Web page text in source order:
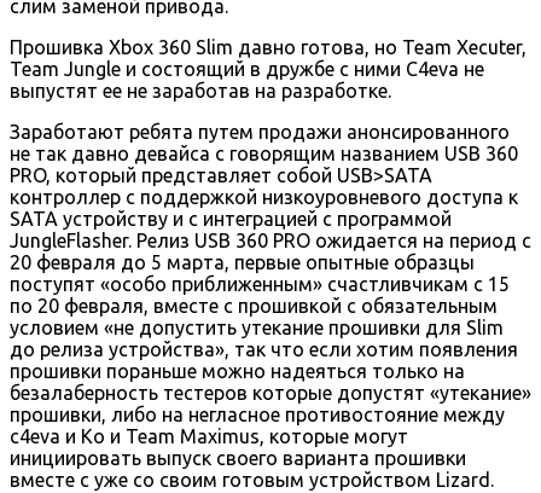
слим заменой привода.
Прошивка Xbox 360 Slim давно готова, но Team Xecuter,
Team Jungle и состоящий в дружбе с ними C4eva не
выпустят ее не заработав на разработке.
Заработают ребята путем продажи анонсированного
не так давно девайса с говорящим названием USB 360
PRO, который представляет собой USB>SATA
контроллер с поддержкой низкоуровневого доступа к
SATA устройству и с интеграцией с программой
JungleFlasher. Релиз USB 360 PRO ожидается на период с
20 февраля до 5 марта, первые опытные образцы
поступят «особо приближенным» счастливчикам с 15
по 20 февраля, вместе с прошивкой с обязательным
условием «не допустить утекание прошивки для Slim
до релиза устройства», так что если хотим появления
прошивки пораньше можно надеяться только на
безалаберность тестеров которые допустят «утекание»
прошивки, либо на негласное противостояние между
c4eva и Ko и Team Maximus, которые могут
инициировать выпуск своего варианта прошивки
вместе с уже со своим готовым устройством Lizard.